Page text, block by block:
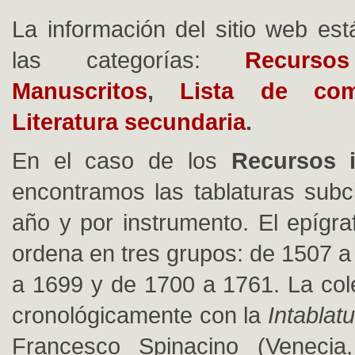
La información del sitio web
las categorías:
Manuscritos, Lista de
Literatura secundaria.
En el caso de los Recursos
encontramos las tablaturas
año y por instrumento. El
ordena en tres grupos: de 1507
a 1699 y de 1700 a 1761. La
cronológicamente con la
Francesco Spinacino